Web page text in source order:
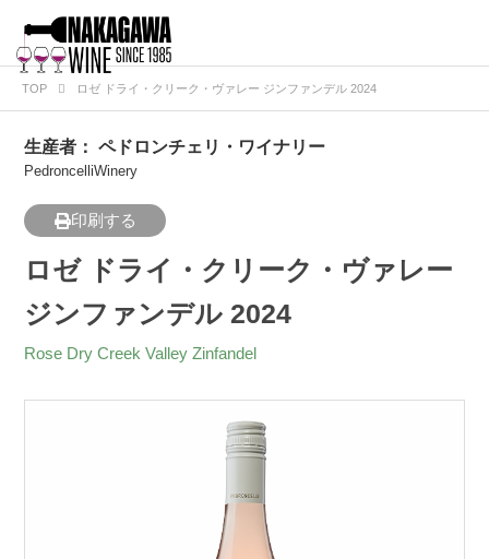
TOP ロゼ ドライ・クリーク・ヴァレー ジンファンデル 2024
生産者：ペドロンチェリ・ワイナリー
PedroncelliWinery
印刷する
ロゼ ドライ・クリーク・ヴァレー
ジンファンデル 2024
Rose Dry Creek Valley Zinfandel